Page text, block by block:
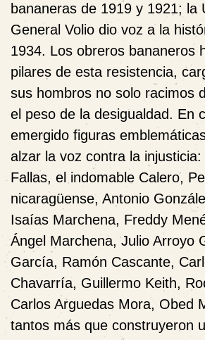
bananeras de 1919 y 1921; la
General Volio dio voz a la
1934. Los obreros bananeros
pilares de esta resistencia,
sus hombros no solo racimos
el peso de la desigualdad. En
emergido figuras
alzar la voz contra la
Fallas, el indomable Calero,
nicaragüense, Antonio
Isaías Marchena, Freddy
Ángel Marchena, Julio Arroyo
García, Ramón Cascante,
Chavarría, Guillermo Keith,
Carlos Arguedas Mora, Obed
tantos más que construyeron